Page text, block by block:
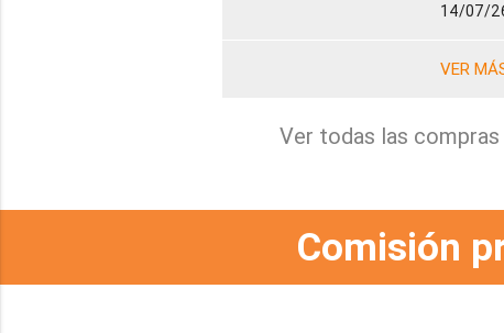
14/07/
VER
Ver todas las
Comisión